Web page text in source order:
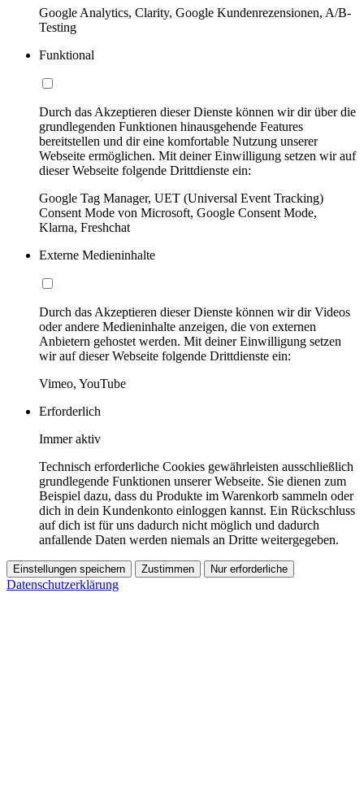
Google Analytics, Clarity, Google Kundenrezensionen, A/B-
Testing
Funktional
Durch das Akzeptieren dieser Dienste können wir dir über die
grundlegenden Funktionen hinausgehende Features
bereitstellen und dir eine komfortable Nutzung unserer
Webseite ermöglichen. Mit deiner Einwilligung setzen wir auf
dieser Webseite folgende Drittdienste ein:
Google Tag Manager, UET (Universal Event Tracking)
Consent Mode von Microsoft, Google Consent Mode,
Klarna, Freshchat
Externe Medieninhalte
Durch das Akzeptieren dieser Dienste können wir dir Videos
oder andere Medieninhalte anzeigen, die von externen
Anbietern gehostet werden. Mit deiner Einwilligung setzen
wir auf dieser Webseite folgende Drittdienste ein:
Vimeo, YouTube
Erforderlich
Immer aktiv
Technisch erforderliche Cookies gewährleisten ausschließlich
grundlegende Funktionen unserer Webseite. Sie dienen zum
Beispiel dazu, dass du Produkte im Warenkorb sammeln oder
dich in dein Kundenkonto einloggen kannst. Ein Rückschluss
auf dich ist für uns dadurch nicht möglich und dadurch
anfallende Daten werden niemals an Dritte weitergegeben.
Einstellungen speichern Zustimmen Nur erforderliche
Datenschutzerklärung